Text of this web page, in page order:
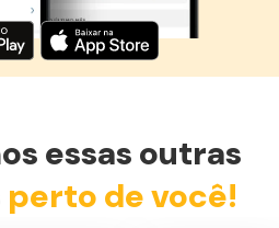
essas outras
perto de você!